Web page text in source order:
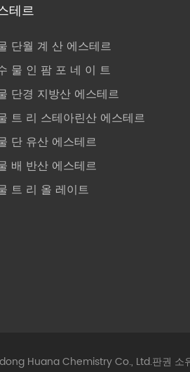
테르
단월 계 산 에스테르
물 인 팜 포 네 이 트
단경 지방산 에스테르
트 리 스테아린산 에스테르
단 유산 에스테르
배 반산 에스테르
트 리 올 레이트
Huana Chemistry Co., Ltd.판권 소